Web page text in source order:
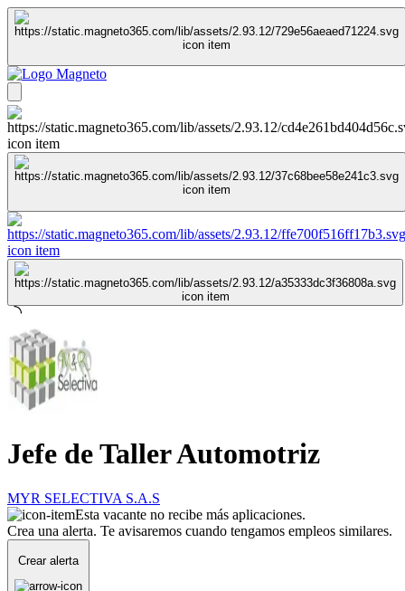
Jefe de Taller Automotriz
MYR SELECTIVA S.A.S
Esta vacante no recibe más aplicaciones.
Crea una alerta. Te avisaremos cuando tengamos empleos similares.
Crear alerta